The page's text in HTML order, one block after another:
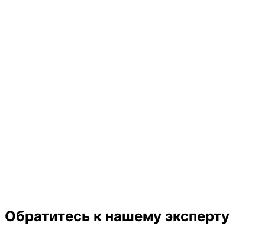
Обратитесь к нашему эксперту